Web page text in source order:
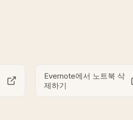
Evernote에서 노트북 삭
제하기